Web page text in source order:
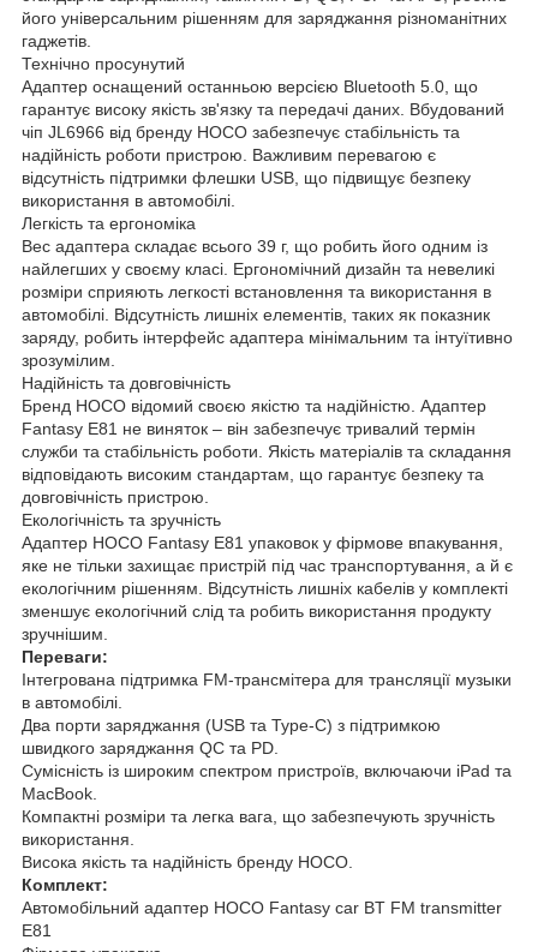
його універсальним рішенням для заряджання різноманітних
гаджетів.
Технічно просунутий
Адаптер оснащений останньою версією Bluetooth 5.0, що
гарантує високу якість зв'язку та передачі даних. Вбудований
чіп JL6966 від бренду HOCO забезпечує стабільність та
надійність роботи пристрою. Важливим перевагою є
відсутність підтримки флешки USB, що підвищує безпеку
використання в автомобілі.
Легкість та ергономіка
Вес адаптера складає всього 39 г, що робить його одним із
найлегших у своєму класі. Ергономічний дизайн та невеликі
розміри сприяють легкості встановлення та використання в
автомобілі. Відсутність лишніх елементів, таких як показник
заряду, робить інтерфейс адаптера мінімальним та інтуїтивно
зрозумілим.
Надійність та довговічність
Бренд HOCO відомий своєю якістю та надійністю. Адаптер
Fantasy E81 не виняток – він забезпечує тривалий термін
служби та стабільність роботи. Якість матеріалів та складання
відповідають високим стандартам, що гарантує безпеку та
довговічність пристрою.
Екологічність та зручність
Адаптер HOCO Fantasy E81 упаковок у фірмове впакування,
яке не тільки захищає пристрій під час транспортування, а й є
екологічним рішенням. Відсутність лишніх кабелів у комплекті
зменшує екологічний слід та робить використання продукту
зручнішим.
Переваги:
Інтегрована підтримка FM-трансмітера для трансляції музыки
в автомобілі.
Два порти заряджання (USB та Type-C) з підтримкою
швидкого заряджання QC та PD.
Сумісність із широким спектром пристроїв, включаючи iPad та
MacBook.
Компактні розміри та легка вага, що забезпечують зручність
використання.
Висока якість та надійність бренду HOCO.
Комплект:
Автомобільний адаптер HOCO Fantasy car BT FM transmitter
E81